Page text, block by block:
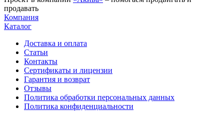
продавать
Компания
Каталог
Доставка и оплата
Статьи
Контакты
Сертификаты и лицензии
Гарантия и возврат
Отзывы
Политика обработки персональных данных
Политика конфиденциальности